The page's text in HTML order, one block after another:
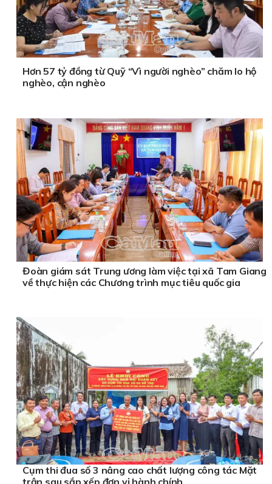
Hơn 57 tỷ đồng từ Quỹ “Vì người nghèo” chăm lo hộ
nghèo, cận nghèo
Đoàn giám sát Trung ương làm việc tại xã Tam Giang
về thực hiện các Chương trình mục tiêu quốc gia
Cụm thi đua số 3 nâng cao chất lượng công tác Mặt